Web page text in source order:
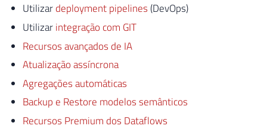
Utilizardeployment pipelines (DevOps)
Utilizarintegração com GIT
Recursos avançados de IA
Atualização assíncrona
Agregações automáticas
Backup e Restore modelos semânticos
Recursos Premium dos Dataflows